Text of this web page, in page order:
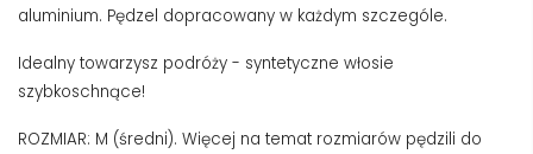
aluminium. Pędzel dopracowany w każdym szczególe.
Idealny towarzysz podróży - syntetyczne włosie
szybkoschnące!
ROZMIAR: M (średni). Więcej na temat rozmiarów pędzili do